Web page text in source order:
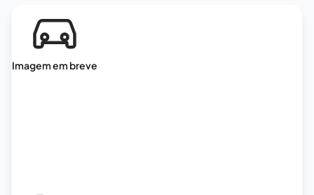
Imagem em breve